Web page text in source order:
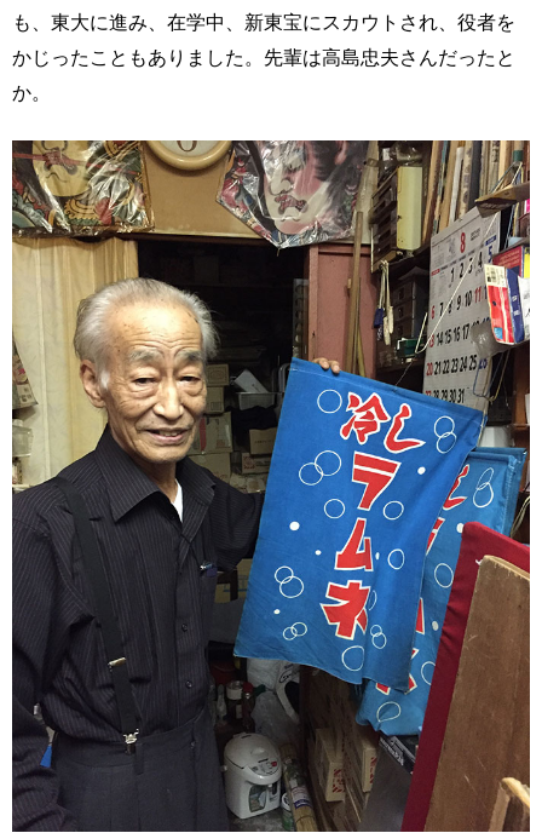
も、東大に進み、在学中、新東宝にスカウトされ、役者を
かじったこともありました。先輩は高島忠夫さんだったと
か。